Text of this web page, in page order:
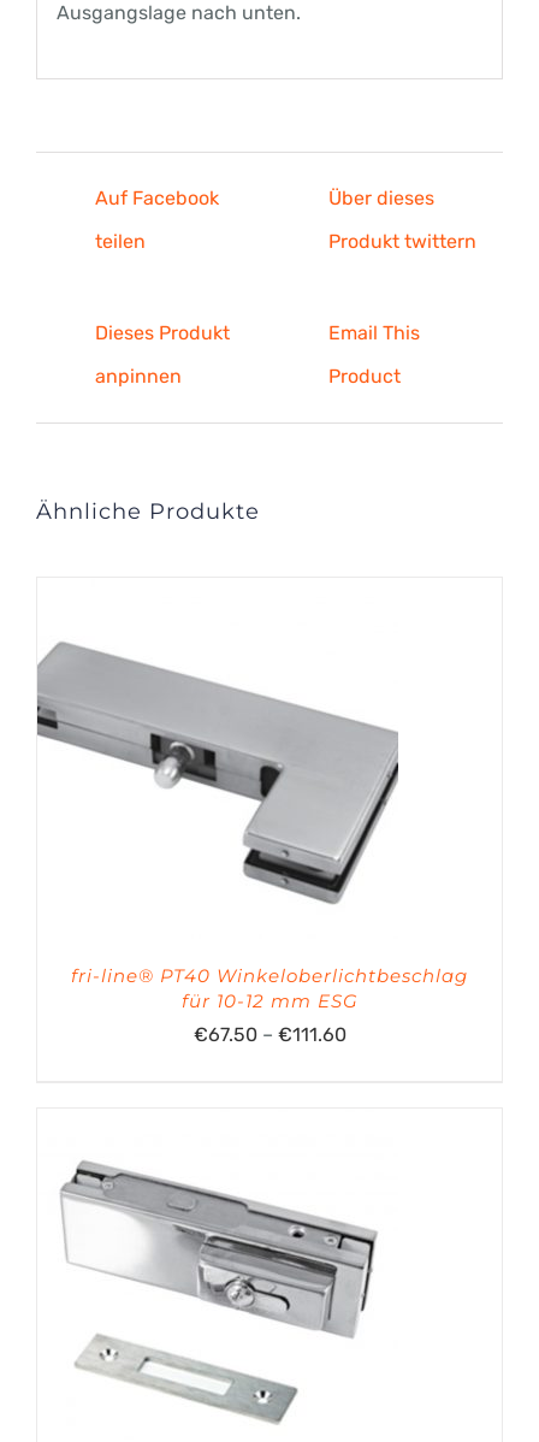
Ausgangslage nach unten.
Auf Facebook
teilen
Über dieses
Produkt twittern
Dieses Produkt
anpinnen
Email This
Product
Ähnliche Produkte
fri-line® PT40 Winkeloberlichtbeschlag
für 10-12 mm ESG
€67.50 – €111.60Preisspanne: